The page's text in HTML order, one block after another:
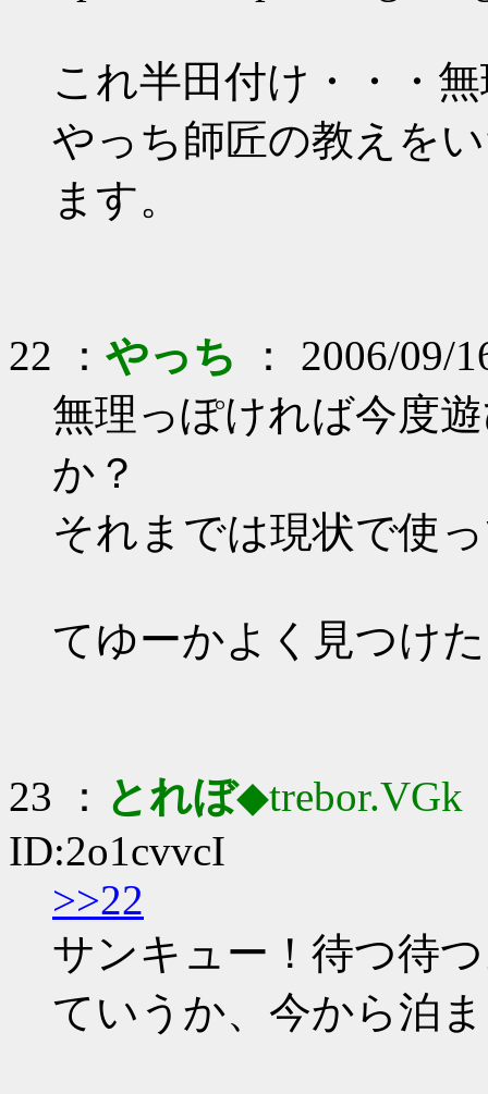
これ半田付け・・・
やっち師匠の教えを
ます。
22 ： やっち ： 2006/09/
無理っぽければ今度
か？
それまでは現状で使
てゆーかよく見つけ
23 ： とれぼ◆trebor.VGk
ID:2o1cvvcI
>>22
サンキュー！待つ待
ていうか、今から泊